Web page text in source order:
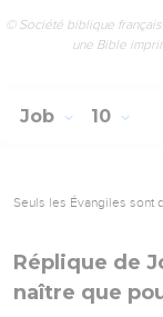
© Société biblique
une Bible
Job 10
Seuls les Évangiles sont
Réplique de
naître que